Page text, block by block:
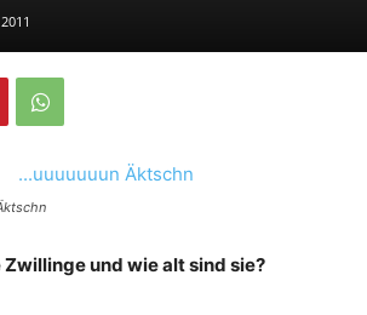
und wie alt sind sie?